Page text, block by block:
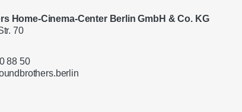
Home-Cinema-Center Berlin GmbH & Co. KG
70
88 50